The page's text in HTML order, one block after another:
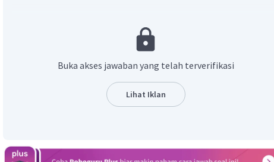
adalah gaya yang timbul akibat adanya arus listrik
dalam suatu medan magnet. Gaya lorentz dapat dihitung
menggunakan rumus berikut.
Ibu jarimenunjukkan arah arus listrik (I)
Buka akses jawaban yang telah terverifikasi
Lihat Iklan